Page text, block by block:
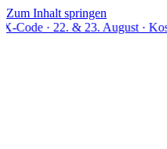
Zum Inhalt springen
& 23. August · Kostenloser